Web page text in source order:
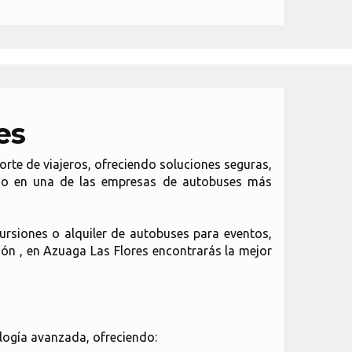
de viajeros, ofreciendo soluciones seguras,
una de las empresas de autobuses más
o alquiler de autobuses para eventos,
, en Azuaga Las Flores encontrarás la mejor
avanzada, ofreciendo: